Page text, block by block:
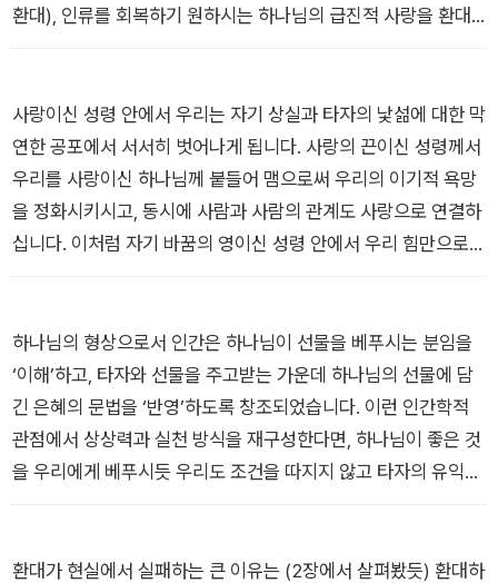
환대), 인류를 회복하기 원하시는 하나님의 급진적 사랑을 환대
로 계시하셨고(예수 그리스도의 환대), 그리스도를 뒤따르며 환
래 유대인과 이방인이 교제하고 음식을 나누었습니다(성령과 함
께하는 환대). 환대의 공동체로서 교회를 탄생시킨 성령은 지금
도 우리 가운데 활동하시며 우리를 환대하는 삶으로 이끄십니다.
_1장 “환대란 무엇인가” 중에서
사랑이신 성령 안에서 우리는 자기 상실과 타자의 낯섦에 대한 막
연한 공포에서 서서히 벗어나게 됩니다. 사랑의 끈이신 성령께서
우리를 사랑이신 하나님께 붙들어 맴으로써 우리의 이기적 욕망
을 정화시키시고, 동시에 사람과 사람의 관계도 사랑으로 연결하
십니다. 이처럼 자기 바꿈의 영이신 성령 안에서 우리 힘만으로는
해결하기 힘들었던 환대의 주인과 손님 사이의 권력 관계도 조금
_2장 “환대와 공간” 중에서
하나님의 형상으로서 인간은 하나님이 선물을 베푸시는 분임을
‘이해’하고, 타자와 선물을 주고받는 가운데 하나님의 선물에 담
긴 은혜의 문법을 ‘반영’하도록 창조되었습니다. 이런 인간학적
관점에서 상상력과 실천 방식을 재구성한다면, 하나님이 좋은 것
을 우리에게 베푸시듯 우리도 조건을 따지지 않고 타자의 유익을
위해 베풀 수 있게 됩니다. 각자의 개성과 재능만큼 다양한 선물
채롭게 형상화하는 풍요로운 터가 됩니다.
환대가 현실에서 실패하는 큰 이유는 (2장에서 살펴봤듯) 환대하